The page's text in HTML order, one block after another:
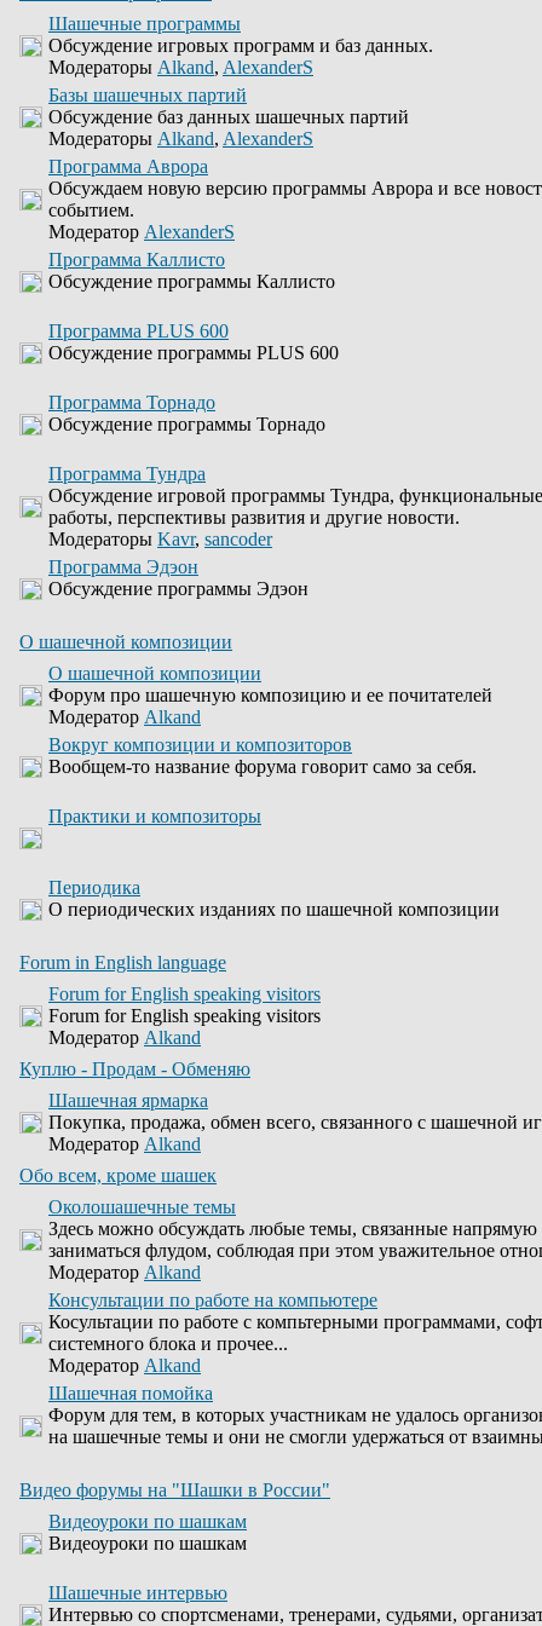
Шашечные программы
Обсуждение игровых программ и баз данных.
Модераторы Alkand, AlexanderS
Базы шашечных партий
Обсуждение баз данных шашечных партий
Модераторы Alkand, AlexanderS
Программа Аврора
Обсуждаем новую версию программы Аврора и все
событием.
Модератор AlexanderS
Программа Каллисто
Обсуждение программы Каллисто
Программа PLUS 600
Обсуждение программы PLUS 600
Программа Торнадо
Обсуждение программы Торнадо
Программа Тундра
Обсуждение игровой программы Тундра,
работы, перспективы развития и другие новости.
Модераторы Kavr, sancoder
Программа Эдэон
Обсуждение программы Эдэон
О шашечной композиции
О шашечной композиции
Форум про шашечную композицию и ее почитателей
Модератор Alkand
Вокруг композиции и композиторов
Вообщем-то название форума говорит само за себя.
Практики и композиторы
Периодика
О периодических изданиях по шашечной композиции
Forum in English language
Forum for English speaking visitors
Forum for English speaking visitors
Модератор Alkand
Куплю - Продам - Обменяю
Шашечная ярмарка
Покупка, продажа, обмен всего, связанного с шашечной
Модератор Alkand
Обо всем, кроме шашек
Околошашечные темы
Здесь можно обсуждать любые темы, связанные
заниматься флудом, соблюдая при этом уважительное
Модератор Alkand
Консультации по работе на компьютере
Косультации по работе с компьтерными программами,
системного блока и прочее...
Модератор Alkand
Шашечная помойка
Форум для тем, в которых участникам не удалось
на шашечные темы и они не смогли удержаться от
Видео форумы на "Шашки в России"
Видеоуроки по шашкам
Видеоуроки по шашкам
Шашечные интервью
Интервью со спортсменами, тренерами, судьями,